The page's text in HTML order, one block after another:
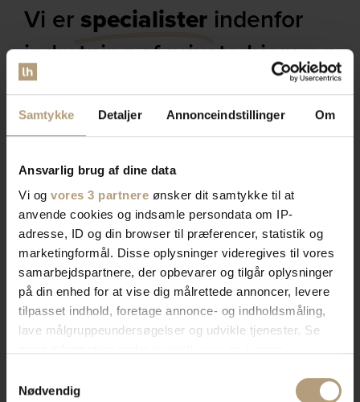
Samtykke Detaljer Annonceindstillinger Om
Ansvarlig brug af dine data
Vi og vores 3 partnere ønsker dit samtykke til at
anvende cookies og indsamle persondata om IP-
adresse, ID og din browser til præferencer, statistik og
marketingformål. Disse oplysninger videregives til vores
samarbejdspartnere, der opbevarer og tilgår oplysninger
på din enhed for at vise dig målrettede annoncer, levere
tilpasset indhold, foretage annonce- og indholdsmåling,
lave målgruppeundersøgelser og udvikle tjenester. Se
tilbage eller ændre indstillinger fra vores
Nødvendig
Vi er specialister indenfor
indretning af private hjem og
erhvervslokaler​
Vores brede sortiment forvandler dit rum med stil og
farverigt interiør. Vi har skænke, TV-borde, bordben,
og mere, der afspejler din stil. Vores produkter
kombinerer skønhed og praktik for et hjem der
imponerer. Skab rummet du drømmer om med os.
Bliv kontaktet af en salgskonsulent